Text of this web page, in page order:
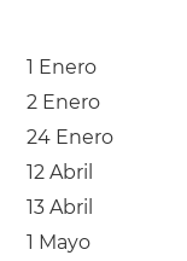
1 Enero
2 Enero
24 Enero
12 Abril
13 Abril
1 Mayo